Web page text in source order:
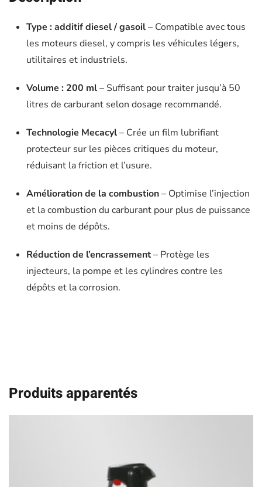
Type : additif diesel / gasoil– Compatible avec tous
les moteurs diesel, y compris les véhicules légers,
utilitaires et industriels.
Volume : 200 ml– Suffisant pour traiter jusqu’à 50
litres de carburant selon dosage recommandé.
Technologie Mecacyl– Crée un film lubrifiant
protecteur sur les pièces critiques du moteur,
réduisant la friction et l’usure.
Amélioration de la combustion– Optimise l’injection
et la combustion du carburant pour plus de puissance
et moins de dépôts.
Réduction de l’encrassement– Protège les
injecteurs, la pompe et les cylindres contre les
dépôts et la corrosion.
Produits apparentés